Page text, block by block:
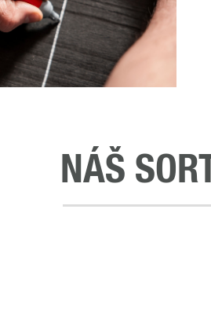
NÁŠ